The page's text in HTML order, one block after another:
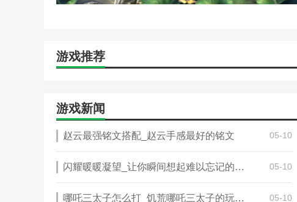
游戏推荐
游戏新闻
赵云最强铭文搭配_赵云手感最好的铭文 05-10
闪耀暖暖凝望_让你瞬间想起难以忘记的五部电影是什么 05-10
哪吒三太子怎么打_饥荒哪吒三太子的玩儿法 05-10